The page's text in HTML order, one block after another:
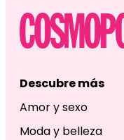
Descubre más
Amor y sexo
Moda y belleza